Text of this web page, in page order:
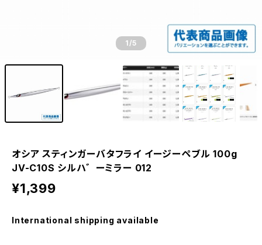
1/5
オシア スティンガーバタフライ イージーペブル 100g
JV-C10S シルハ゛ーミラー 012
¥1,399
International shipping available